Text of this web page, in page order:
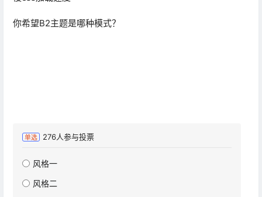
你希望B2主题是哪种模式？
单选 276人参与投票
风格一
风格二